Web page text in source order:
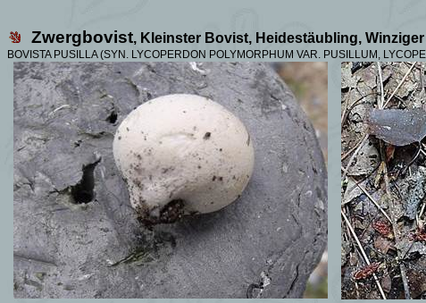
Zwergbovist, Kleinster Bovist, Heidestäubling,
BOVISTA PUSILLA (SYN. LYCOPERDON POLYMORPHUM VAR. PUSILLUM,